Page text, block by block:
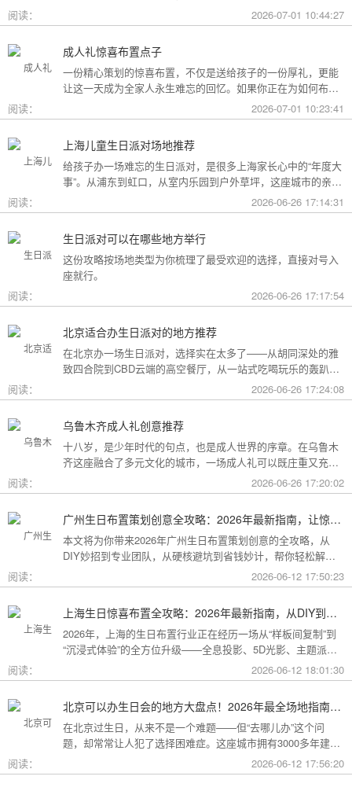
用构成参考，你可以看看哪种更贴合自己的情况。
阅读： 2026-07-01 10:44:27
成人礼惊喜布置点子
一份精心策划的惊喜布置，不仅是送给孩子的一份厚礼，更能
让这一天成为全家人永生难忘的回忆。如果你正在为如何布置
而头疼，不妨收下这份成人礼惊喜布置全攻略，从主题风格到
细节创意，帮你打造一场仪式感爆棚的成年盛典。
阅读： 2026-07-01 10:23:41
上海儿童生日派对场地推荐
给孩子办一场难忘的生日派对，是很多上海家长心中的“年度大
事”。从浦东到虹口，从室内乐园到户外草坪，这座城市的亲子
友好型场地选择越来越丰富。不过场地多了，选择也成了难
题。这份攻略按类型为你盘点了上海热门的儿童生日派对场
阅读： 2026-06-26 17:14:31
生日派对可以在哪些地方举行
这份攻略按场地类型为你梳理了最受欢迎的选择，直接对号入
座就行。
阅读：
2026-06-26 17:17:54
北京适合办生日派对的地方推荐
在北京办一场生日派对，选择实在太多了——从胡同深处的雅
致四合院到CBD云端的高空餐厅，从一站式吃喝玩乐的轰趴别
墅到充满野趣的京郊草坪。为了让你快速找到最心仪的那一
个，我把不同类型的场地分好了类，直接对号入座就行。
阅读： 2026-06-26 17:24:08
乌鲁木齐成人礼创意推荐
十八岁，是少年时代的句点，也是成人世界的序章。在乌鲁木
齐这座融合了多元文化的城市，一场成人礼可以既庄重又充满
创意。这份攻略为你梳理了从传统仪式到现代派对的多种可
能，希望能帮你找到最独特的那一种。
阅读： 2026-06-26 17:20:02
广州生日布置策划创意全攻略：2026年最新指南，让惊喜成为最难忘的记忆
本文将为你带来2026年广州生日布置策划创意的全攻略，从
DIY妙招到专业团队，从硬核避坑到省钱妙计，帮你轻松解锁
阅读： 2026-06-12 17:50:23
上海生日惊喜布置全攻略：2026年最新指南，从DIY到专业策划一站搞定
2026年，上海的生日布置行业正在经历一场从“样板间复制”到
“沉浸式体验”的全方位升级——全息投影、5D光影、主题派对
套餐层出不穷。本文将为你带来上海生日惊喜布置的2026年最
新全攻略，从低成本DIY到高端定制，从惊喜创意到趋势解
阅读： 2026-06-12 18:01:30
北京可以办生日会的地方大盘点！2026年最全场地指南，总有一款适合你
在北京过生日，从来不是一个难题——但“去哪儿办”这个问
题，却常常让人犯了选择困难症。这座城市拥有3000多年建城
史，既有恢弘大气的皇家园林、典雅别致的胡同四合院，也有
摩登时尚的CBD高空餐厅、融合传统与现代的潮人打卡地。无
阅读： 2026-06-12 17:56:20